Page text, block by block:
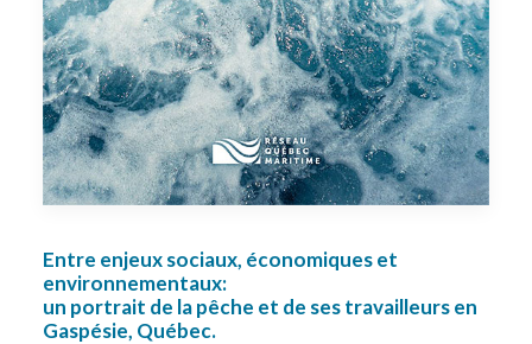
Entre enjeux sociaux, économiques et
environnementaux:
un portrait de la pêche et de ses travailleurs en
Gaspésie, Québec.